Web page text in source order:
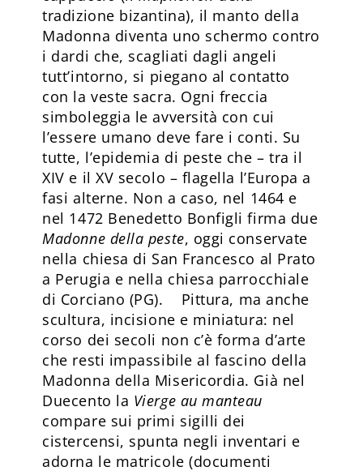
tradizione bizantina), il manto della
Madonna diventa uno schermo contro
i dardi che, scagliati dagli angeli
tutt’intorno, si piegano al contatto
con la veste sacra. Ogni freccia
simboleggia le avversità con cui
l’essere umano deve fare i conti. Su
tutte, l’epidemia di peste che – tra il
XIV e il XV secolo – flagella l’Europa a
fasi alterne. Non a caso, nel 1464 e
nel 1472 Benedetto Bonfigli firma due
Madonne della peste, oggi conservate
nella chiesa di San Francesco al Prato
a Perugia e nella chiesa parrocchiale
di Corciano (PG). Pittura, ma anche
scultura, incisione e miniatura: nel
corso dei secoli non c’è forma d’arte
che resti impassibile al fascino della
Madonna della Misericordia. Già nel
Duecento la Vierge au manteau
compare sui primi sigilli dei
cistercensi, spunta negli inventari e
adorna le matricole (documenti